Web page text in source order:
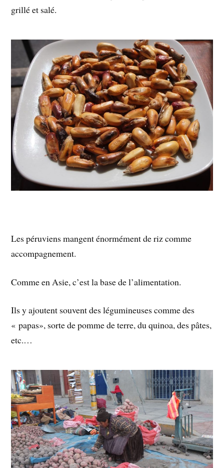
grillé et salé.
Les péruviens mangent énormément de riz comme
accompagnement.
Comme en Asie, c’est la base de l’alimentation.
Ils y ajoutent souvent des légumineuses comme des
« papas», sorte de pomme de terre, du quinoa, des pâtes,
etc.…